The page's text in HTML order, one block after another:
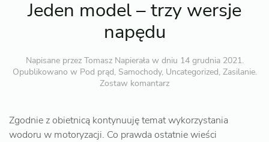
Jeden model – trzy wersje
napędu
Napisane przez Tomasz Napieraław dniu 14 grudnia 2021.
Opublikowano w Pod prąd, Samochody, Uncategorized, Zasilanie.
Zostaw komantarz
Zgodnie z obietnicą kontynuuję temat wykorzystania
wodoru w motoryzacji. Co prawda ostatnie wieści